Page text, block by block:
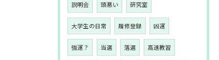
説明会 頭悪い 研究室
大学生の日常 履修登録 凶運
強運？ 当選 落選 高速教習